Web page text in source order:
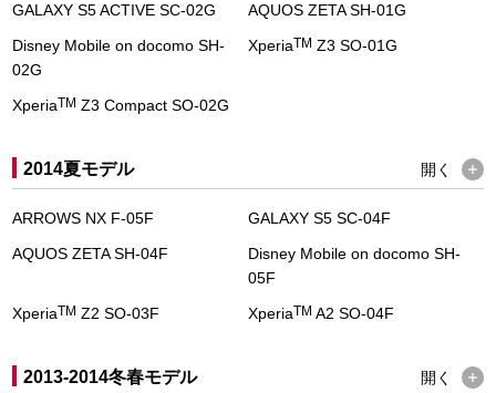
GALAXY S5 ACTIVE SC-02G
AQUOS ZETA SH-01G
Disney Mobile on docomo SH-
02G
XperiaTM Z3 SO-01G
XperiaTM Z3 Compact SO-02G
2014夏モデル 開く
ARROWS NX F-05F
GALAXY S5 SC-04F
AQUOS ZETA SH-04F
Disney Mobile on docomo SH-
05F
XperiaTM Z2 SO-03F XperiaTM A2 SO-04F
2013-2014冬春モデル 開く